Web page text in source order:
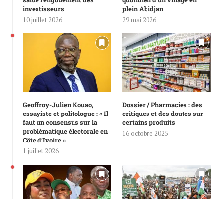
investisseurs
10 juillet 2026
plein Abidjan
29 mai 2026
Geoffroy-Julien Kouao,
essayiste et politologue : « Il
faut un consensus sur la
problématique électorale en
Côte d’Ivoire »
1 juillet 2026
Dossier / Pharmacies : des
critiques et des doutes sur
certains produits
16 octobre 2025